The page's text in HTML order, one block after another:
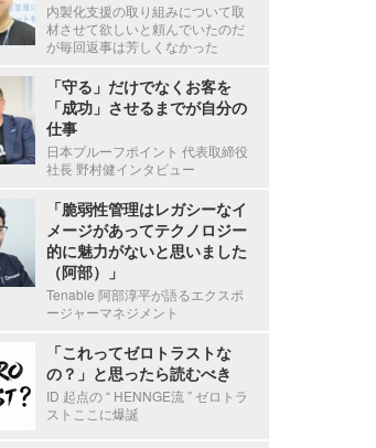
内製化支援の取り組みについて取
材させて欲しいと頼んでいたのだ
が毎回返事は芳しくなかった
「守る」だけでなくお客を
「成功」させるまでが自分の
仕事
日本プルーフポイント 代表取締役
社長 野村健インタビュー
「脆弱性管理はレガシーなイ
メージがあってテクノロジー
的に魅力がないと思いました
（阿部）」
Tenable 阿部淳平が語るエクスポ
ージャーマネジメント
「これってゼロトラストな
の？」と思ったら読むべき
ID 起点の “ HENNGE流 ” ゼロトラ
ストここに爆誕